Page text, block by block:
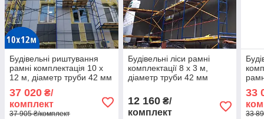
Будівельні риштування
рамні комплектація 10 х
12 м, діаметр труби 42 мм
37 020 ₴/
комплект
37 905 ₴/комплект
Будівельні ліси рамні
комплектації 8 х 3 м,
діаметр труби 42 мм
12 160₴/
комплект
33
33